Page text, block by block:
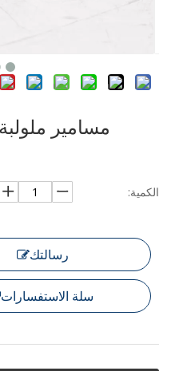
مسامير
الكمية:
رسالتك
سلة الاستفسارات